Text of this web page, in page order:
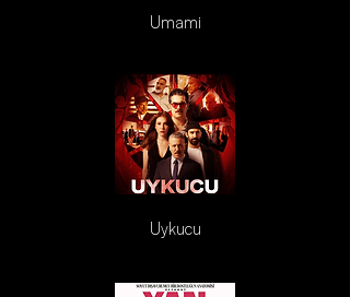
Umami
Uykucu